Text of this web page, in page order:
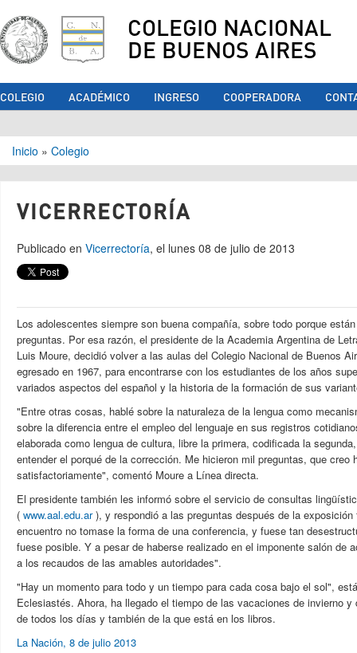
COLEGIO NACIONAL
DE BUENOS AIRES
COLEGIO ACADÉMICO INGRESO COOPERADORA
Se encuentra usted aquí
Inicio » Colegio
VICERRECTORÍA
Publicado en Vicerrectoría, el lunes 08 de julio de 2013
Los adolescentes siempre son buena compañía, sobre todo porque
preguntas. Por esa razón, el presidente de la Academia Argentina de
Luis Moure, decidió volver a las aulas del Colegio Nacional de Buenos
egresado en 1967, para encontrarse con los estudiantes de los años
variados aspectos del español y la historia de la formación de sus
"Entre otras cosas, hablé sobre la naturaleza de la lengua como
sobre la diferencia entre el empleo del lenguaje en sus registros
elaborada como lengua de cultura, libre la primera, codificada la
entender el porqué de la corrección. Me hicieron mil preguntas, que creo
satisfactoriamente", comentó Moure a Línea directa.
El presidente también les informó sobre el servicio de consultas
( www.aal.edu.ar), y respondió a las preguntas después de la
encuentro no tomase la forma de una conferencia, y fuese tan
fuese posible. Y a pesar de haberse realizado en el imponente salón de
a los recaudos de las amables autoridades".
"Hay un momento para todo y un tiempo para cada cosa bajo el sol",
Eclesiastés. Ahora, ha llegado el tiempo de las vacaciones de invierno y
de todos los días y también de la que está en los libros.
La Nación, 8 de julio 2013